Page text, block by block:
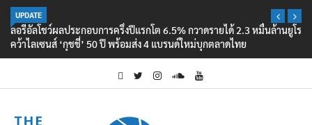
UPDATE
ลอรีอัลโชว์ผลประกอบการครึ่งปีแรกโต 6.5% กวาดรายได้ 2.3 หมื่นล้านยูโร
คว้าไลเซนส์ ‘กุชชี่’ 50 ปี พร้อมส่ง 4 แบรนด์ใหม่บุกตลาดไทย